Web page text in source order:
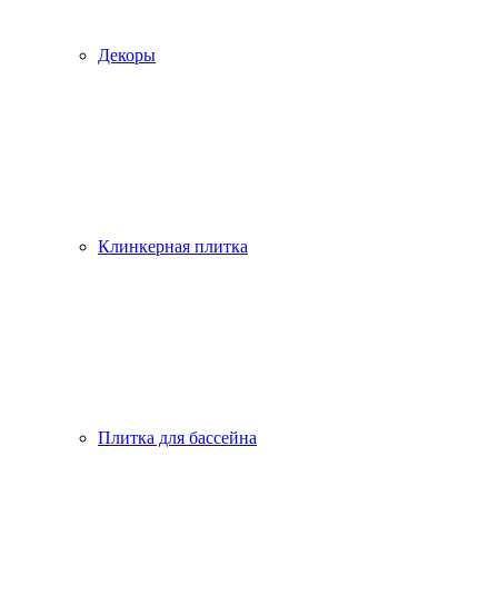
Декоры
Клинкерная плитка
Плитка для бассейна